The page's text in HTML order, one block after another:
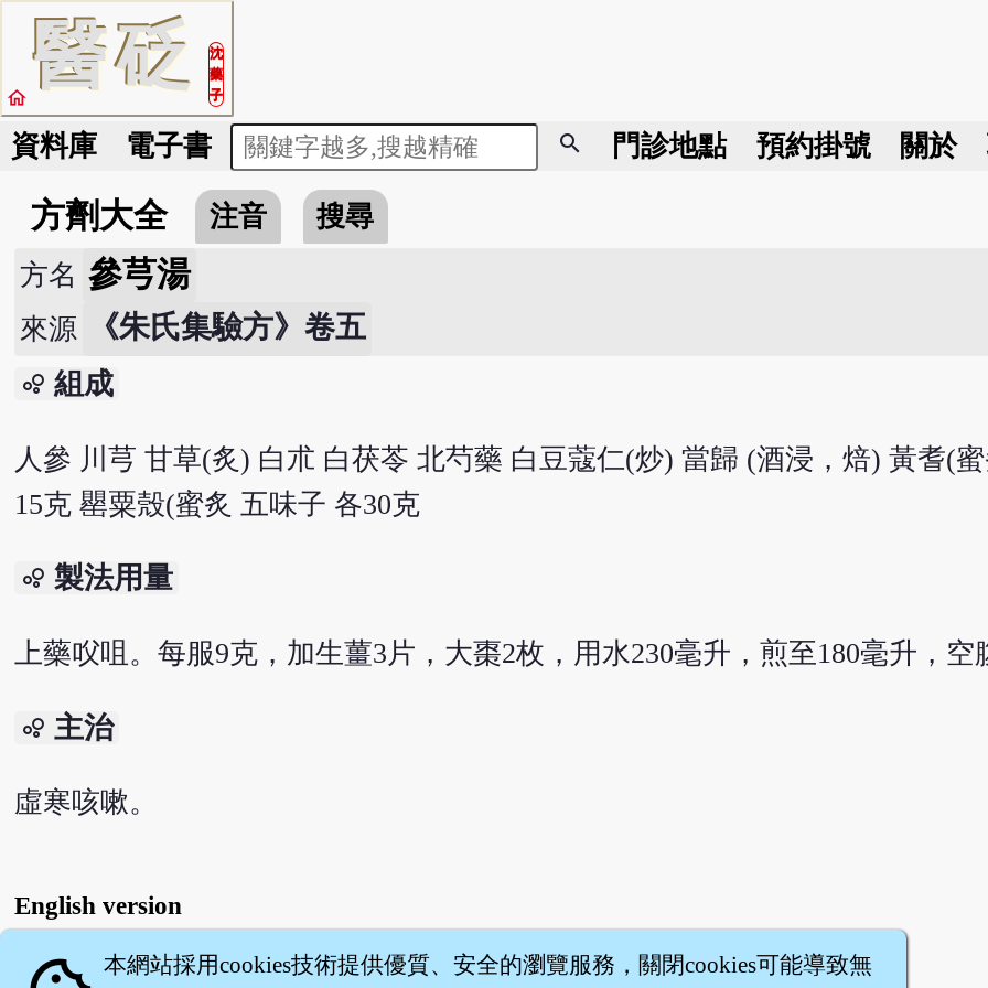
醫砭
沈
藥
子
home
資料庫 電子書 search 門診地點 預約掛號 關於
方劑大全 注音
搜尋
方名 參芎湯
來源 《朱氏集驗方》卷五
bubble_chart 組成
人參 川芎 甘草(炙) 白朮 白茯苓 北芍藥 白豆蔻仁(炒) 當歸 (酒浸，焙) 黃耆(
15克 罌粟殼(蜜炙 五味子 各30克
bubble_chart 製法用量
上藥㕮咀。每服9克，加生薑3片，大棗2枚，用水230毫升，煎至180毫升，空
bubble_chart 主治
虛寒咳嗽。
English version
本網站採用cookies技術提供優質、安全的瀏覽服務，關閉cookies可能導致無